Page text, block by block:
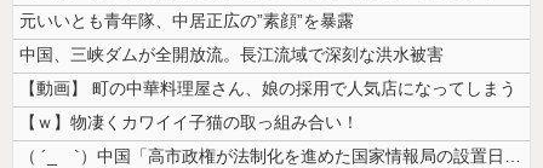
元いいとも青年隊、中居正広の”素顔”を暴露
中国、三峡ダムが全開放流。長江流域で深刻な洪水被害
【動画】 町の中華料理屋さん、娘の採用で人気店になってしまう
【ｗ】物凄くカワイイ子猫の取っ組み合い！
（ ´_ゝ`）中国「高市政権が法制化を進めた国家情報局の設置日が7月3...